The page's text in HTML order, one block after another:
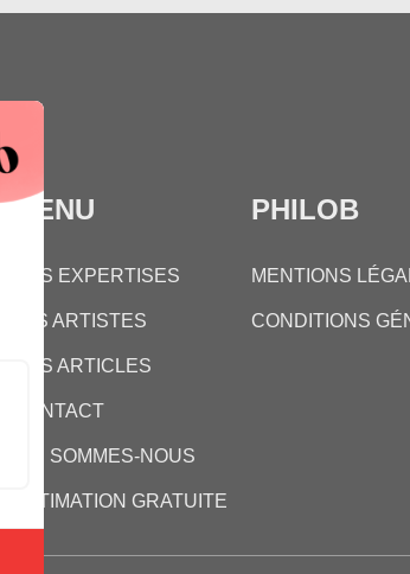
MENU
NOS EXPERTISES
LES ARTISTES
NOS ARTICLES
CONTACT
QUI SOMMES-NOUS
ESTIMATION GRATUITE
PHILOB
MENTIONS
CONDITIONS